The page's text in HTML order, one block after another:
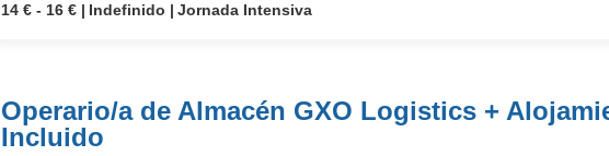
14 € - 16 €
Indefinido Jornada Intensiva
Operario/a de Almacén GXO Logistics +
Incluido